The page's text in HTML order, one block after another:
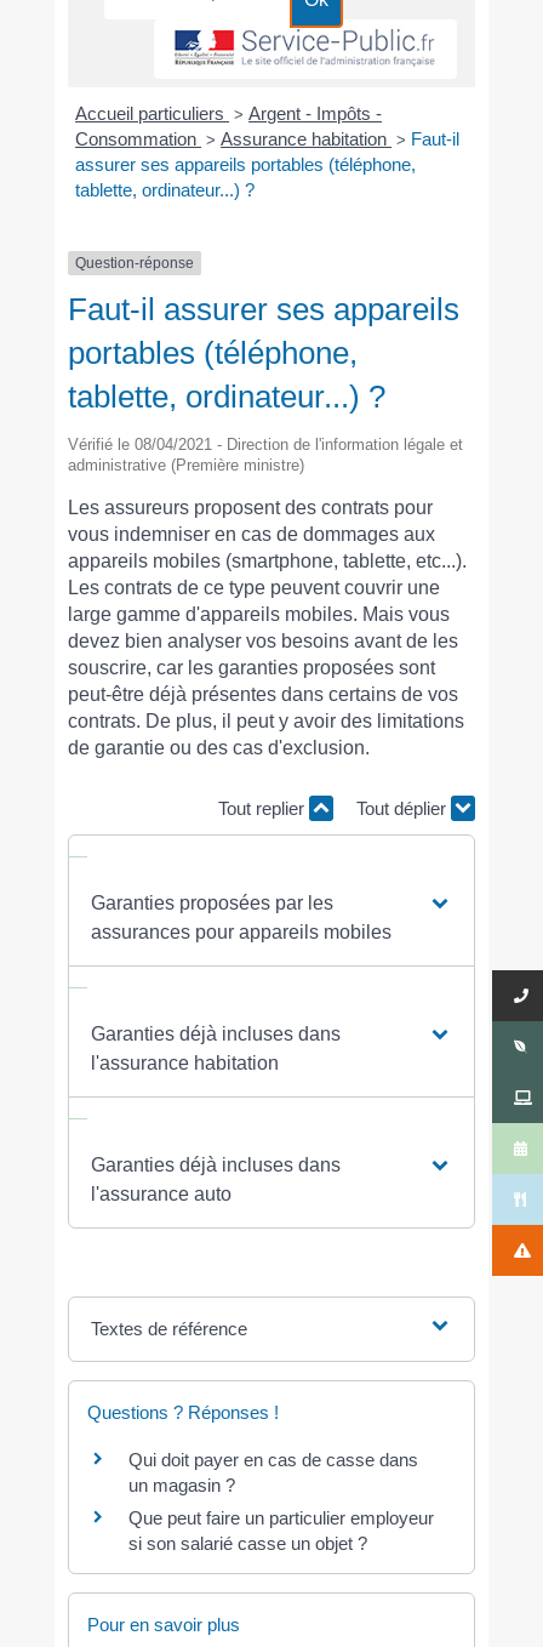
Accueil particuliers > Argent - Impôts -
Consommation > Assurance habitation > Faut-il
assurer ses appareils portables (téléphone,
tablette, ordinateur...) ?
Question-réponse
Faut-il assurer ses appareils
portables (téléphone,
tablette, ordinateur...) ?
Vérifié le 08/04/2021 - Direction de l'information légale et
administrative (Première ministre)
Les assureurs proposent des contrats pour
vous indemniser en cas de dommages aux
appareils mobiles (smartphone, tablette, etc...).
Les contrats de ce type peuvent couvrir une
large gamme d'appareils mobiles. Mais vous
devez bien analyser vos besoins avant de les
souscrire, car les garanties proposées sont
peut-être déjà présentes dans certains de vos
contrats. De plus, il peut y avoir des limitations
de garantie ou des cas d'exclusion.
Tout replier Tout déplier
Garanties proposées par les
assurances pour appareils mobiles
Garanties déjà incluses dans
l'assurance habitation
Garanties déjà incluses dans
l'assurance auto
Textes de référence
Questions ? Réponses !
Qui doit payer en cas de casse dans
un magasin ?
Que peut faire un particulier employeur
si son salarié casse un objet ?
Pour en savoir plus